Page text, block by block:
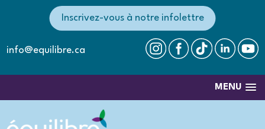
info@equilibre.ca
Inscrivez-vous à notre infolettre
MENU